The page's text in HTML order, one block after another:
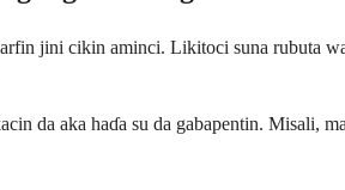
jini cikin aminci. Likitoci suna
da aka haɗa su da gabapentin. Misali,